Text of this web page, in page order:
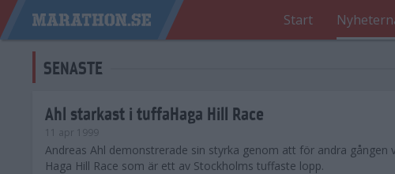
Start
SENASTE
Ahl starkast i tuffaHaga Hill Race
11 apr 1999
Andreas Ahl demonstrerade sin styrka genom att för andra gången
Haga Hill Race som är ett av Stockholms tuffaste lopp.